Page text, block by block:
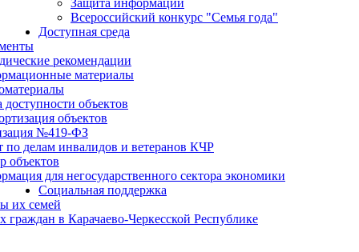
Всероссийский конкурс "Семья года"
Доступная среда
рекомендации
материалы
доступности объектов
объектов
№419-ФЗ
по делам инвалидов и ветеранов КЧР
объектов
для негосударственного сектора экономики
Социальная поддержка
их семей
в Карачаево-Черкесской Республике